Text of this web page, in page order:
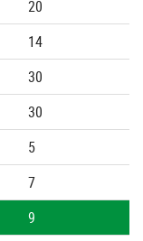
20
14
30
30
5
7
9